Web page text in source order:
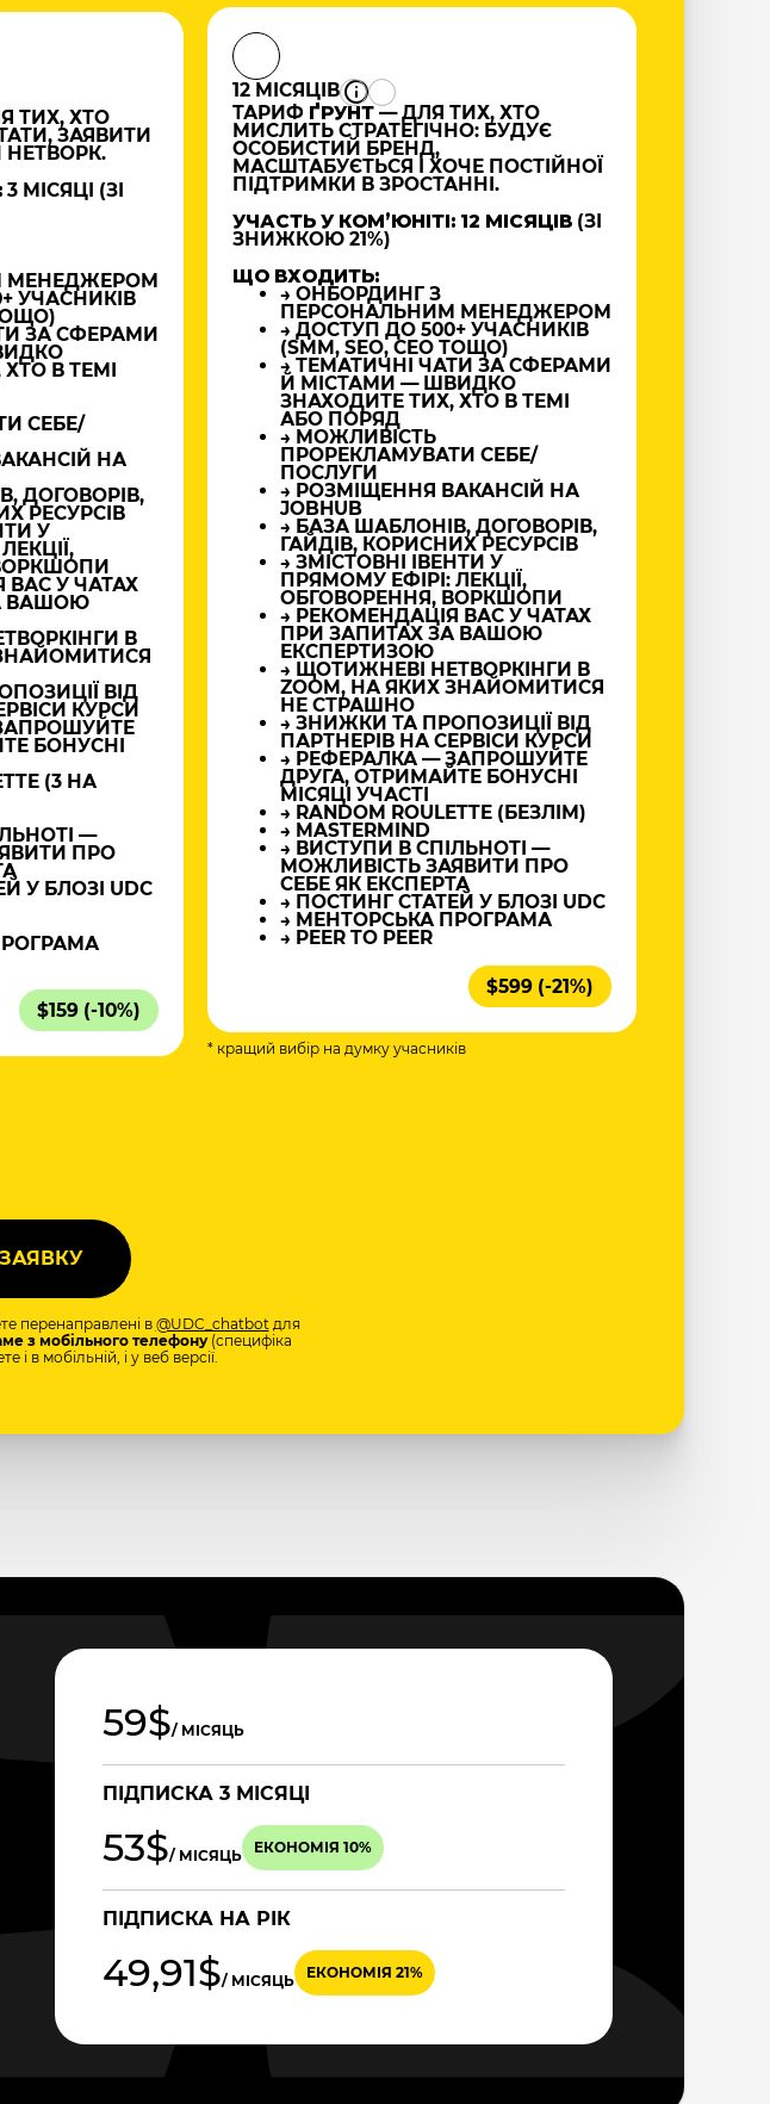
ТИХ, ХТО
ЗАЯВИТИ
НЕТВОРК.
3 МІСЯЦІ (ЗІ
МЕНЕДЖЕРОМ
УЧАСНИКІВ
ЗА СФЕРАМИ
В ТЕМІ
СЕБЕ/
НА
ДОГОВОРІВ,
РЕСУРСІВ
У
ВАС У ЧАТАХ
ВАШОЮ
В
ВІД
КУРСИ
БОНУСНІ
(3 НА
—
ПРО
У БЛОЗІ UDC
$159 (-10%)
12 МІСЯЦІВ
ТАРИФ ҐРУНТ— ДЛЯ ТИХ, ХТО
МИСЛИТЬ СТРАТЕГІЧНО: БУДУЄ
ОСОБИСТИЙ БРЕНД,
МАСШТАБУЄТЬСЯ І ХОЧЕ ПОСТІЙНОЇ
ПІДТРИМКИ В ЗРОСТАННІ.
УЧАСТЬ У КОМʼЮНІТІ: 12 МІСЯЦІВ (ЗІ
ЗНИЖКОЮ 21%)
ЩО ВХОДИТЬ:
→ ОНБОРДИНГ З
ПЕРСОНАЛЬНИМ МЕНЕДЖЕРОМ
→ ДОСТУП ДО 500+ УЧАСНИКІВ
(SMM, SEO, CEO ТОЩО)
→ ТЕМАТИЧНІ ЧАТИ ЗА СФЕРАМИ
Й МІСТАМИ — ШВИДКО
ЗНАХОДИТЕ ТИХ, ХТО В ТЕМІ
АБО ПОРЯД
→ МОЖЛИВІСТЬ
ПРОРЕКЛАМУВАТИ СЕБЕ/
ПОСЛУГИ
→ РОЗМІЩЕННЯ ВАКАНСІЙ НА
JOBHUB
→ БАЗА ШАБЛОНІВ, ДОГОВОРІВ,
ГАЙДІВ, КОРИСНИХ РЕСУРСІВ
→ ЗМІСТОВНІ ІВЕНТИ У
ПРЯМОМУ ЕФІРІ: ЛЕКЦІЇ,
ОБГОВОРЕННЯ, ВОРКШОПИ
→ РЕКОМЕНДАЦІЯ ВАС У ЧАТАХ
ПРИ ЗАПИТАХ ЗА ВАШОЮ
ЕКСПЕРТИЗОЮ
→ ЩОТИЖНЕВІ НЕТВОРКІНГИ В
ZOOM, НА ЯКИХ ЗНАЙОМИТИСЯ
НЕ СТРАШНО
→ ЗНИЖКИ ТА ПРОПОЗИЦІЇ ВІД
ПАРТНЕРІВ НА СЕРВІСИ КУРСИ
→ РЕФЕРАЛКА — ЗАПРОШУЙТЕ
ДРУГА, ОТРИМАЙТЕ БОНУСНІ
МІСЯЦІ УЧАСТІ
→ RANDOM ROULETTE (БЕЗЛІМ)
→ MASTERMIND
→ ВИСТУПИ В СПІЛЬНОТІ —
МОЖЛИВІСТЬ ЗАЯВИТИ ПРО
СЕБЕ ЯК ЕКСПЕРТА
→ ПОСТИНГ СТАТЕЙ У БЛОЗІ UDC
→ МЕНТОРСЬКА ПРОГРАМА
→ PEER TO PEER
$599 (-21%)
* кращий вибір на думку учасників
перенаправлені в @UDC_chatbotдля
з мобільного телефону(специфіка
в мобільній, і у веб версії.
59$/ МІСЯЦЬ
ПІДПИСКА 3 МІСЯЦІ
53$/ МІСЯЦЬ ЕКОНОМІЯ 10%
ПІДПИСКА НА РІК
49,91$/ МІСЯЦЬ ЕКОНОМІЯ 21%